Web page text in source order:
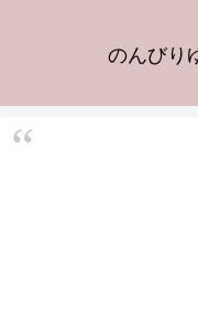
のんびり